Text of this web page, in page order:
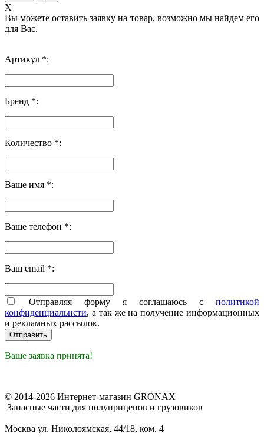
X
Вы можете оставить заявку на товар, возможно мы найдем его
для Вас.
Артикул *:
Бренд *:
Количество *:
Ваше имя *:
Ваше телефон *:
Ваш email *:
Отправляя форму я соглашаюсь с политикой
конфиденциальнсти, а так же на получение информационных
и рекламных рассылок.
Ваше заявка принята!
© 2014-2026 Интернет-магазин GRONAX
Запасные части для полуприцепов и грузовиков
Москва ул. Николоямская, 44/18, ком. 4